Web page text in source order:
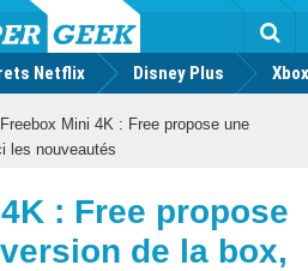
Netflix Disney Plus
Freebox Mini 4K : Free propose une
les nouveautés
: Free propose
de la box,
Twitter Youtube